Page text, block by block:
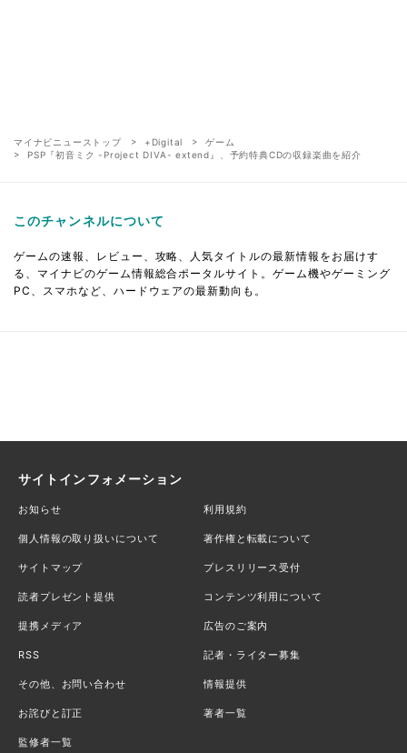
マイナビニューストップ +Digital
ゲーム
PSP『初音ミク -Project DIVA- extend』、予約特典CDの収録楽曲を紹介
このチャンネルについて
ゲームの速報、レビュー、攻略、人気タイトルの最新情報をお届けす
る、マイナビのゲーム情報総合ポータルサイト。ゲーム機やゲーミング
PC、スマホなど、ハードウェアの最新動向も。
サイトインフォメーション
お知らせ 利用規約
個人情報の取り扱いについて 著作権と転載について
サイトマップ プレスリリース受付
読者プレゼント提供 コンテンツ利用について
提携メディア 広告のご案内
RSS 記者・ライター募集
その他、お問い合わせ 情報提供
お詫びと訂正 著者一覧
監修者一覧